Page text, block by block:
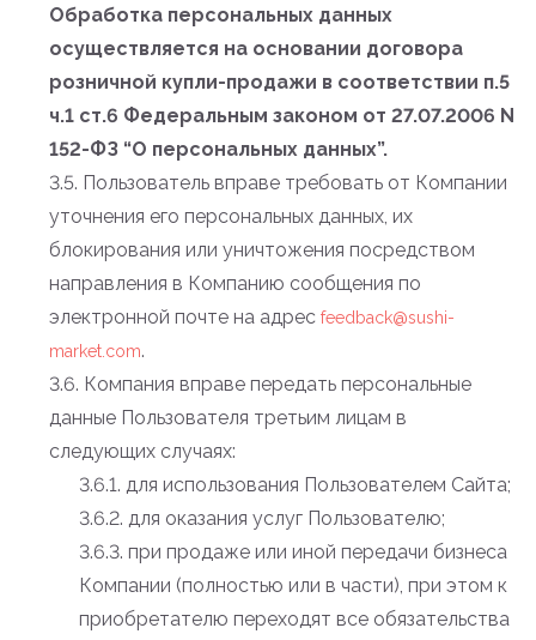
Обработка персональных данных
осуществляется на основании договора
розничной купли-продажи в соответствии п.5
ч.1 ст.6 Федеральным законом от 27.07.2006 N
152-ФЗ “О персональных данных”.
3.5. Пользователь вправе требовать от Компании
уточнения его персональных данных, их
блокирования или уничтожения посредством
направления в Компанию сообщения по
электронной почте на адрес feedback@sushi-
market.com.
3.6. Компания вправе передать персональные
данные Пользователя третьим лицам в
следующих случаях:
3.6.1. для использования Пользователем Сайта;
3.6.2. для оказания услуг Пользователю;
3.6.3. при продаже или иной передачи бизнеса
Компании (полностью или в части), при этом к
приобретателю переходят все обязательства